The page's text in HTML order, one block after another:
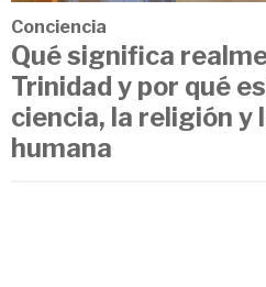
Conciencia
Qué significa
Trinidad y por qué
ciencia, la religión y
humana